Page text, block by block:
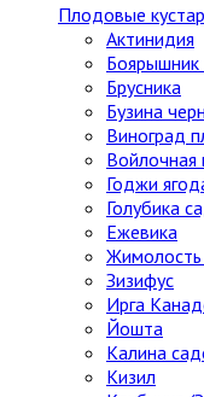
Плодовые
Актинидия
Боярышник
Брусника
Бузина
Виноград
Войлочная
Годжи
Голубика
Ежевика
Жимолость
Зизифус
Ирга
Йошта
Калина
Кизил